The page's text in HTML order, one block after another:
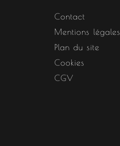
Contact
Mentions légales
Plan du site
Cookies
CGV